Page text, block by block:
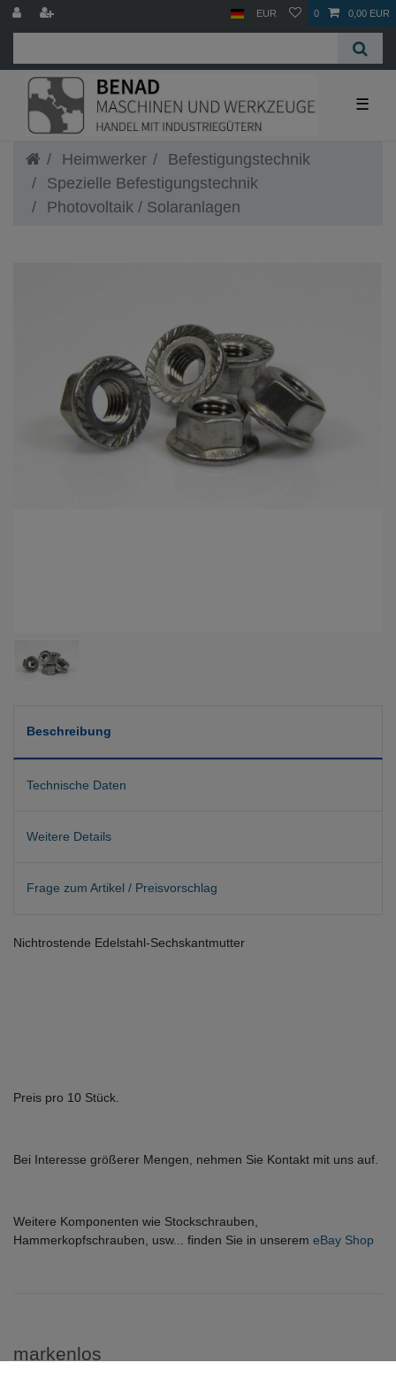
EUR 0 0,00 EUR
☰
Heimwerker
Befestigungstechnik
Spezielle Befestigungstechnik
Photovoltaik / Solaranlagen
Beschreibung
Technische Daten
Weitere Details
Frage zum Artikel / Preisvorschlag
Nichtrostende Edelstahl-Sechskantmutter
Preis pro 10 Stück.
Bei Interesse größerer Mengen, nehmen Sie Kontakt mit uns auf.
Weitere Komponenten wie Stockschrauben,
Hammerkopfschrauben, usw... finden Sie in unserem eBay Shop
markenlos